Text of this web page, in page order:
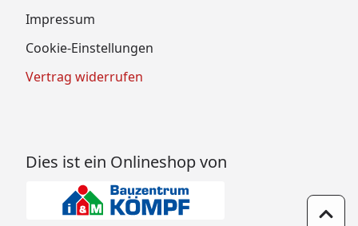
Impressum
Cookie-Einstellungen
Vertrag widerrufen
Dies ist ein Onlineshop von